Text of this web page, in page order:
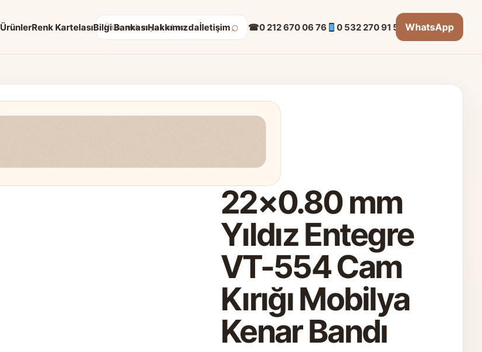
ÜrünlerRenk KartelasıBilgi BankasıHakkımızdaİletişim
Arama: ⌕ ☎0 212 670 06 76 0 532 270 91 53 WhatsApp
22×0.80 mm
Yıldız Entegre
VT-554 Cam
Kırığı Mobilya
Kenar Bandı